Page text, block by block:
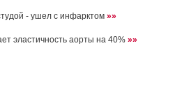
- ушел с инфарктом »»
эластичность аорты на 40% »»